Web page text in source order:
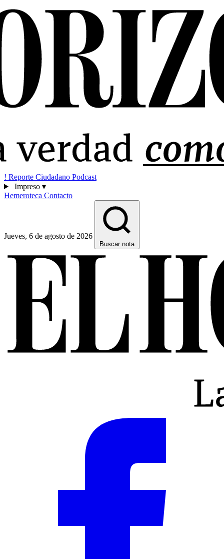
! Reporte Ciudadano Podcast
Impreso ▾
Hemeroteca Contacto
Jueves, 6 de agosto de 2026
Buscar nota